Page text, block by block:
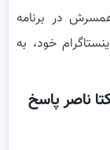
در برنامه
خود، به
ناصر پاسخ